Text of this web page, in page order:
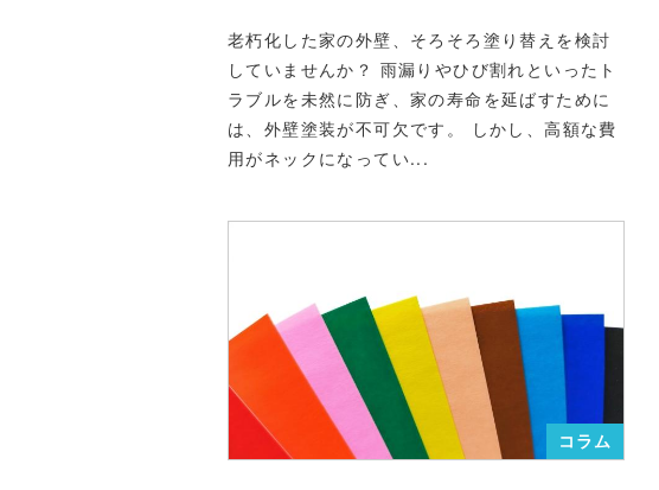
老朽化した家の外壁、そろそろ塗り替えを検討
していませんか？ 雨漏りやひび割れといったト
ラブルを未然に防ぎ、家の寿命を延ばすために
は、外壁塗装が不可欠です。 しかし、高額な費
用がネックになってい...
コラム